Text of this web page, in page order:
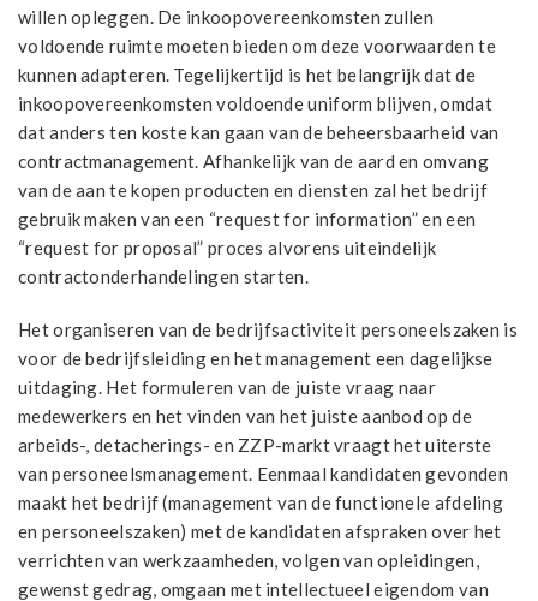
willen opleggen. De inkoopovereenkomsten zullen
voldoende ruimte moeten bieden om deze voorwaarden te
kunnen adapteren. Tegelijkertijd is het belangrijk dat de
inkoopovereenkomsten voldoende uniform blijven, omdat
dat anders ten koste kan gaan van de beheersbaarheid van
contractmanagement. Afhankelijk van de aard en omvang
van de aan te kopen producten en diensten zal het bedrijf
gebruik maken van een “request for information” en een
“request for proposal” proces alvorens uiteindelijk
contractonderhandelingen starten.
Het organiseren van de bedrijfsactiviteit personeelszaken is
voor de bedrijfsleiding en het management een dagelijkse
uitdaging. Het formuleren van de juiste vraag naar
medewerkers en het vinden van het juiste aanbod op de
arbeids-, detacherings- en ZZP-markt vraagt het uiterste
van personeelsmanagement. Eenmaal kandidaten gevonden
maakt het bedrijf (management van de functionele afdeling
en personeelszaken) met de kandidaten afspraken over het
verrichten van werkzaamheden, volgen van opleidingen,
gewenst gedrag, omgaan met intellectueel eigendom van